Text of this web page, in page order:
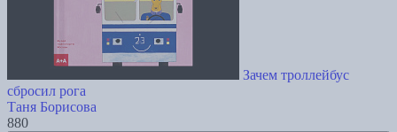
Зачем троллейбус
сбросил рога
Таня Борисова
880